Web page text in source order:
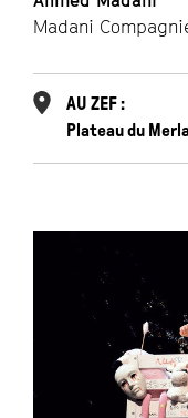
Madani
AU ZEF :
Plateau du